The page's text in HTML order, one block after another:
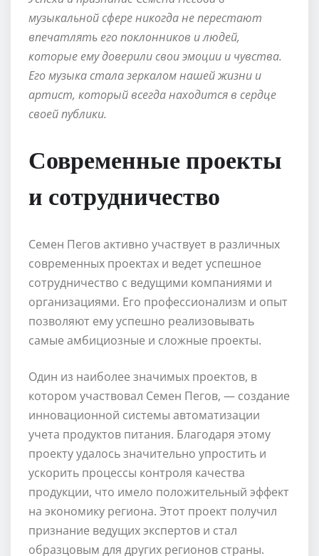
музыкальной сфере никогда не перестают
впечатлять его поклонников и людей,
которые ему доверили свои эмоции и чувства.
Его музыка стала зеркалом нашей жизни и
артист, который всегда находится в сердце
своей публики.
Современные проекты
и сотрудничество
Семен Пегов активно участвует в различных
современных проектах и ведет успешное
сотрудничество с ведущими компаниями и
организациями. Его профессионализм и опыт
позволяют ему успешно реализовывать
самые амбициозные и сложные проекты.
Один из наиболее значимых проектов, в
котором участвовал Семен Пегов, — создание
инновационной системы автоматизации
учета продуктов питания. Благодаря этому
проекту удалось значительно упростить и
ускорить процессы контроля качества
продукции, что имело положительный эффект
на экономику региона. Этот проект получил
признание ведущих экспертов и стал
образцовым для других регионов страны.